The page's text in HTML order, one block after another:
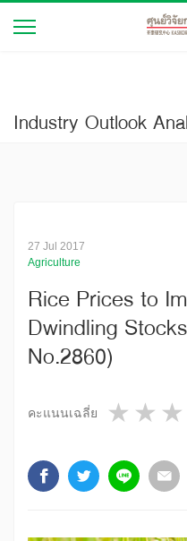
Industry Outlook
27 Jul 2017
Agriculture
Rice Prices to
Dwindling
No.2860)
คะแนนเฉลี่ย 2
1